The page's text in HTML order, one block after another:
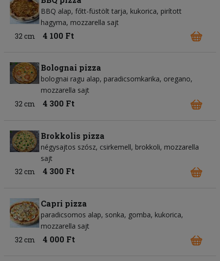
BBQ alap főtt-füstölt tarja kukorica pirított
hagyma mozzarella sajt
32 cm
4 100 Ft
Bolognai pizza
bolognai ragu alap paradicsomkarika oregano
mozzarella sajt
32 cm
4 300 Ft
Brokkolis pizza
négysajtos szósz csirkemell brokkoli mozzarella
sajt
32 cm
4 300 Ft
Capri pizza
paradicsomos alap sonka gomba kukorica
mozzarella sajt
32 cm
4 000 Ft